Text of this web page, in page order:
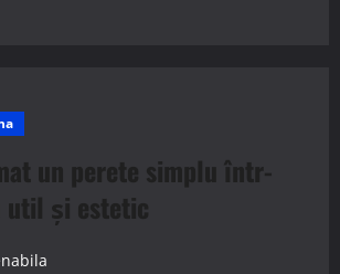
un perete simplu într-
util și estetic